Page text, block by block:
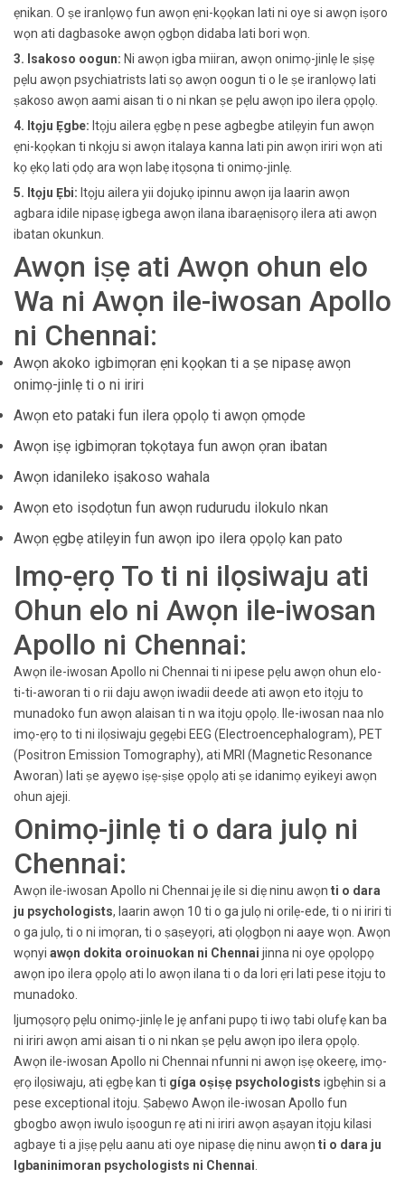
ẹnikan. O ṣe iranlọwọ fun awọn ẹni-kọọkan lati ni oye si awọn iṣoro
wọn ati dagbasoke awọn ọgbọn didaba lati bori wọn.
3. Isakoso oogun: Ni awọn igba miiran, awọn onimọ-jinlẹ le ṣiṣẹ
pẹlu awọn psychiatrists lati sọ awọn oogun ti o le ṣe iranlọwọ lati
ṣakoso awọn aami aisan ti o ni nkan ṣe pẹlu awọn ipo ilera ọpọlọ.
4. Itọju Ẹgbe: Itọju ailera ẹgbẹ n pese agbegbe atilẹyin fun awọn
ẹni-kọọkan ti nkọju si awọn italaya kanna lati pin awọn iriri wọn ati
kọ ẹkọ lati ọdọ ara wọn labẹ itọsọna ti onimọ-jinlẹ.
5. Itọju Ẹbi: Itọju ailera yii dojukọ ipinnu awọn ija laarin awọn
agbara idile nipasẹ igbega awọn ilana ibaraẹnisọrọ ilera ati awọn
ibatan okunkun.
Awọn iṣẹ ati Awọn ohun elo
Wa ni Awọn ile-iwosan Apollo
ni Chennai:
Awọn akoko igbimọran ẹni kọọkan ti a ṣe nipasẹ awọn
onimọ-jinlẹ ti o ni iriri
Awọn eto pataki fun ilera ọpọlọ ti awọn ọmọde
Awọn iṣẹ igbimọran tọkọtaya fun awọn ọran ibatan
Awọn idanileko iṣakoso wahala
Awọn eto isọdọtun fun awọn rudurudu ilokulo nkan
Awọn ẹgbẹ atilẹyin fun awọn ipo ilera ọpọlọ kan pato
Imọ-ẹrọ To ti ni ilọsiwaju ati
Ohun elo ni Awọn ile-iwosan
Apollo ni Chennai:
Awọn ile-iwosan Apollo ni Chennai ti ni ipese pẹlu awọn ohun elo-
ti-ti-aworan ti o rii daju awọn iwadii deede ati awọn eto itọju to
munadoko fun awọn alaisan ti n wa itọju ọpọlọ. Ile-iwosan naa nlo
imọ-ẹrọ to ti ni ilọsiwaju gẹgẹbi EEG (Electroencephalogram), PET
(Positron Emission Tomography), ati MRI (Magnetic Resonance
Aworan) lati ṣe ayẹwo iṣẹ-ṣiṣe ọpọlọ ati ṣe idanimọ eyikeyi awọn
ohun ajeji.
Onimọ-jinlẹ ti o dara julọ ni
Chennai:
Awọn ile-iwosan Apollo ni Chennai jẹ ile si diẹ ninu awọn ti o dara
ju psychologists, laarin awọn 10 ti o ga julọ ni orilẹ-ede, ti o ni iriri ti
o ga julọ, ti o ni imọran, ti o ṣaṣeyọri, ati ọlọgbọn ni aaye wọn. Awọn
wọnyi awọn dokita oroinuokan ni Chennai jinna ni oye ọpọlọpọ
awọn ipo ilera ọpọlọ ati lo awọn ilana ti o da lori ẹri lati pese itọju to
munadoko.
Ijumọsọrọ pẹlu onimọ-jinlẹ le jẹ anfani pupọ ti iwọ tabi olufẹ kan ba
ni iriri awọn ami aisan ti o ni nkan ṣe pẹlu awọn ipo ilera ọpọlọ.
Awọn ile-iwosan Apollo ni Chennai nfunni ni awọn iṣẹ okeerẹ, imọ-
ẹrọ ilọsiwaju, ati ẹgbẹ kan ti gíga oṣiṣẹ psychologists igbẹhin si a
pese exceptional itoju. Ṣabẹwo Awọn ile-iwosan Apollo fun
gbogbo awọn iwulo iṣoogun rẹ ati ni iriri awọn aṣayan itọju kilasi
agbaye ti a jiṣẹ pẹlu aanu ati oye nipasẹ diẹ ninu awọn ti o dara ju
Igbaninimoran psychologists ni Chennai